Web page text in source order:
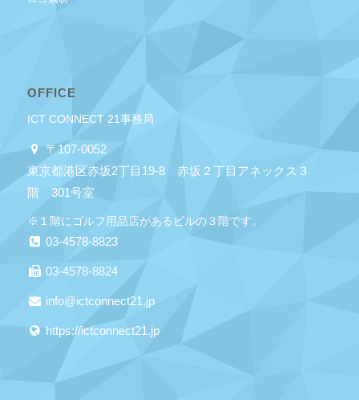
OFFICE
ICT CONNECT 21事務局
〒107-0052
東京都港区赤坂2丁目19-8 赤坂２丁目アネックス３
階 301号室
※１階にゴルフ用品店があるビルの３階です。
03-4578-8823
03-4578-8824
info@ictconnect21.jp
https://ictconnect21.jp